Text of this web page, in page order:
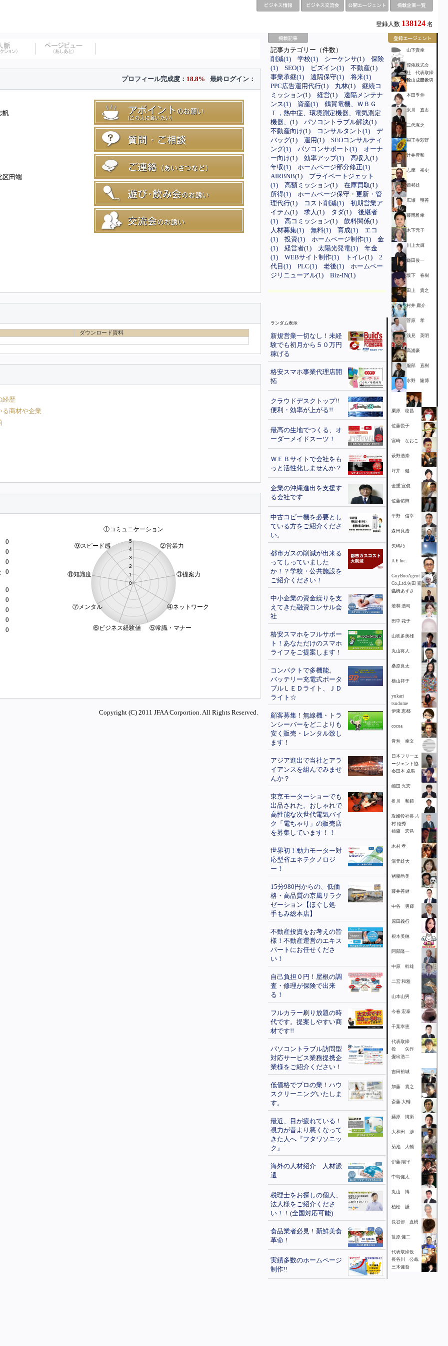
登録人数 138124 名
最終ログイン：
プロフィール完成度： 18.8%
帆
区田端
ダウンロード資料
経歴
る商材や企業
0
0
0
0
0
0
0
0
0
Copyright (C) 2011 JFAA Corportion. All Rights Reserved.
記事カテゴリー（件数）
削減(1)
学校(1) シーケンサ(1)
保険
(1)
SEO(1) ビズイン(1)
不動産(1)
事業承継(1)
遠隔保守(1)
将来(1)
PPC広告運用代行(1)
丸林(1)
継続コ
ミッション(1)
経営(1)
遠隔メンテナ
ンス(1)
資産(1)
鶴賀電機、ＷＢＧ
Ｔ，熱中症、環境測定機器、電気測定
機器、(1)
パソコントラブル解決(1)
不動産向け(1)
コンサルタント(1)
デ
バッグ(1)
運用(1)
SEOコンサルティ
ング(1)
パソコンサポート(1)
オーナ
ー向け(1)
効率アップ(1)
高収入(1)
年収(1)
ホームページ部分修正(1)
AIRBNB(1)
プライベートジェット
(1)
高額ミッション(1)
在庫買取(1)
所得(1)
ホームページ保守・更新・管
理代行(1)
コスト削減(1)
初期営業ア
イテム(1)
求人(1) タダ(1)
後継者
(1)
高コミッション(1)
飲料関係(1)
人材募集(1)
無料(1) 育成(1)
エコ
(1)
投資(1) ホームページ制作(1)
金
(1)
経営者(1) 太陽光発電(1)
年金
(1)
WEBサイト制作(1) トイレ(1)
2
代目(1)
PLC(1) 老後(1)
ホームペー
ジリニューアル(1)
Biz-IN(1)
ランダム表示
新規営業一切なし！未経
験でも初月から５０万円
稼げる
格安スマホ事業代理店開
拓
クラウドデスクトップ!!
便利・効率が上がる!!
最高の生地でつくる、オ
ーダーメイドスーツ！
ＷＥＢサイトで会社をも
っと活性化しませんか？
企業の沖縄進出を支援す
る会社です
中古コピー機を必要とし
ている方をご紹介くださ
い。
都市ガスの削減が出来る
ってしっていました
か！？学校・公共施設を
ご紹介ください！
中小企業の資金繰りを支
えてきた融資コンサル会
社
格安スマホをフルサポー
ト！あなただけのスマホ
ライフをご提案します！
コンパクトで多機能。
バッテリー充電式ポータ
ブルＬＥＤライト、ＪＤ
ライト☆
顧客募集！無線機・トラ
ンシーバーをどこよりも
安く販売・レンタル致し
ます！
アジア進出で当社とアラ
イアンスを組んでみませ
んか？
東京モーターショーでも
出品された、おしゃれで
高性能な次世代電気バイ
ク「電ちゃり」の販売店
を募集しています！！
世界初！動力モーター対
応型省エネテクノロジ
ー！
15分980円からの、低価
格・高品質の京風リラク
ゼーション【ほぐし処
手もみ総本店】
不動産投資をお考えの皆
様！不動産運営のエキス
パートにお任せくださ
い！
自己負担０円！屋根の調
査・修理が保険で出来
る！
フルカラー刷り放題の時
代です。提案しやすい商
材です!!
パソコントラブル訪問型
対応サービス業務提携企
業様をご紹介ください！
低価格でプロの業！ハウ
スクリーニングいたしま
す。
最近、目が疲れている！
視力が昔より悪くなって
きた人へ『フタワソニッ
ク』
海外の人材紹介 人材派
遣
税理士をお探しの個人、
法人様をご紹介くださ
い！！(全国対応可能)
食品業者必見！新鮮美食
革命！
実績多数のホームページ
制作!!
山下貴幸
僕俺株式会
社 代表取締
役 成田幹男
秋山 昇永
本田季伸
米川 真市
二代克之
福王寺彩野
辻井豊和
志摩 裕史
鍛邦雄
広瀬 明善
藤岡雅幸
木下元子
川上大輝
鎌田俊一
坂下 春樹
田上 貴之
村井 庸介
菅原 孝
浅見 英明
高浦豪
服部 直樹
水野 隆博
栗原 稔昌
佐藤悦子
宮崎 なおこ
萩野浩崇
坪井 健
金重 宣俊
佐藤佑輝
平野 信幸
森田良浩
矢嶋巧
A E Inc.
GuyBooAgent
Co.,Ltd.矢田 嘉
弘
高橋あずさ
若林 浩司
田中 花子
山吹多美雄
丸山将人
桑原良太
横山祥子
yukari
tsudome
伊東 恵都
cocoa
音無 幸文
日本フリーエ
ージェント協
会
小田本 卓馬
嶋田 光宏
推川 和範
取締役社長 吉
村 徳秀
植森 宏昌
木村 孝
湯元雄大
猪腰尚美
藤井善健
中谷 勇輝
原田義行
根本美穂
阿部隆一
中原 幹雄
二宮 和雅
山本山男
今春 宏泰
千葉幸恵
代表取締
役 矢作
保
上出浩二
吉田裕城
加藤 貴之
斎藤 大輔
藤原 純衛
大和田 渉
菊池 大輔
伊藤 陽平
中島健太
丸山 博
植松 謙
長谷部 直樹
笹原 健二
代表取締役
長谷川 公哉
三木健吾